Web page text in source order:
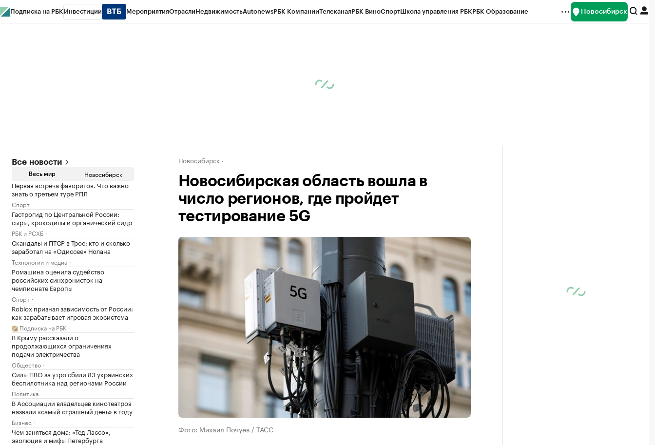
Подписка на РБК Инвестиции МероприятияОтраслиНедвижимостьAutonewsРБК КомпанииТелеканалРБК ВиноСпортШкола управления РБКРБК Образование Новосибирск
Все новости
Весь мир Новосибирск
Первая встреча фаворитов. Что важно
знать о третьем туре РПЛ
Спорт
Гастрогид по Центральной России:
сыры, крокодилы и органический сидр
РБК и РСХБ
Скандалы и ПТСР в Трое: кто и сколько
заработал на «Одиссее» Нолана
Технологии и медиа
Ромашина оценила судейство
российских синхронисток на
чемпионате Европы
Спорт
Roblox признал зависимость от России:
как зарабатывает игровая экосистема
Подписка на РБК
В Крыму рассказали о
продолжающихся ограничениях
подачи электричества
Общество
Силы ПВО за утро сбили 83 украинских
беспилотника над регионами России
Политика
В Ассоциации владельцев кинотеатров
назвали «самый страшный день» в году
Бизнес
Чем заняться дома: «Тед Лассо»,
эволюция и мифы Петербурга
Новосибирск
Новосибирская область вошла в
число регионов, где пройдет
тестирование 5G
Фото: Михаил Почуев / ТАСС